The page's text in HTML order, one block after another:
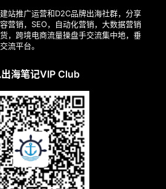
站推广运营和D2C品牌出海社群，分享
营销，SEO，自动化营销，大数据营销
，跨境电商流量操盘手交流集中地，垂
流平台。
海笔记VIP Club